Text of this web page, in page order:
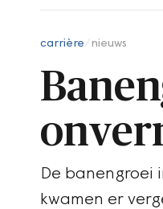
carrière nieuws
De banengroei
kwamen er